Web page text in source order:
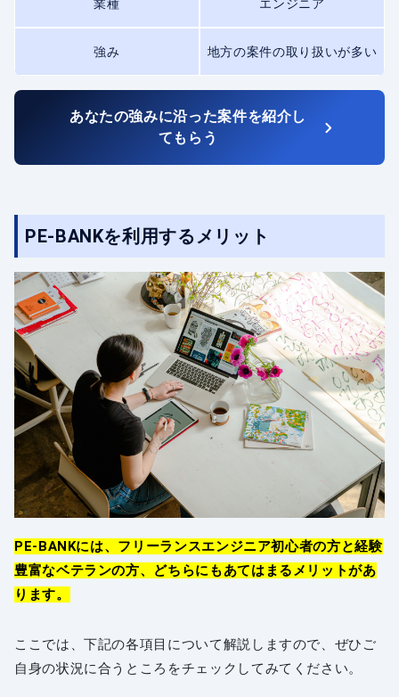
業種 エンジニア
強み 地方の案件の取り扱いが多い
あなたの強みに沿った案件を紹介し
てもらう
PE-BANKを利用するメリット
PE-BANKには、フリーランスエンジニア初心者の方と経験
豊富なベテランの方、どちらにもあてはまるメリットがあ
ります。
ここでは、下記の各項目について解説しますので、ぜひご
自身の状況に合うところをチェックしてみてください。